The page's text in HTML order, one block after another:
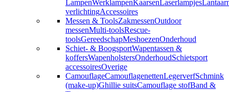
LampenWerklampenKaarsenLaserlampjes
verlichtingAccessoires
Messen & ToolsZakmessenOutdoor
messenMulti-toolsRescue-
toolsGereedschapMeshoezenOnderhoud
Schiet- & BoogsportWapentassen &
koffersWapenholstersOnderhoudSchietsport
accessoiresOverige
CamouflageCamouflagenettenLegerverfSchmink
(make-up)Ghillie suitsCamouflage stofBand &